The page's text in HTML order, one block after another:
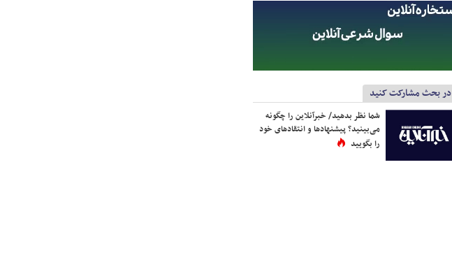
در بحث مشارکت کنید
شما نظر بدهید/ خبرآنلاین را چگونه
می‌بینید؟ پیشنهادها و انتقادهای خود
را بگویید